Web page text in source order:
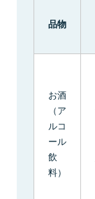
品物
お酒
（ア
ルコ
ール
飲
料）